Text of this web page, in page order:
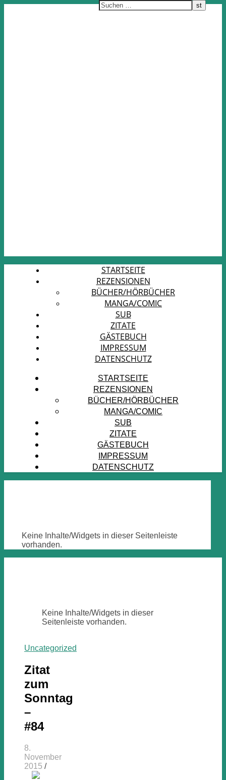
STARTSEITE
REZENSIONEN
BÜCHER/HÖRBÜCHER
MANGA/COMIC
SUB
ZITATE
GÄSTEBUCH
IMPRESSUM
DATENSCHUTZ
STARTSEITE
REZENSIONEN
BÜCHER/HÖRBÜCHER
MANGA/COMIC
SUB
ZITATE
GÄSTEBUCH
IMPRESSUM
DATENSCHUTZ
Keine Inhalte/Widgets in dieser Seitenleiste
vorhanden.
Keine Inhalte/Widgets in dieser
Seitenleiste vorhanden.
Uncategorized
Zitat
zum
Sonntag
–
#84
8.
November
2015 /